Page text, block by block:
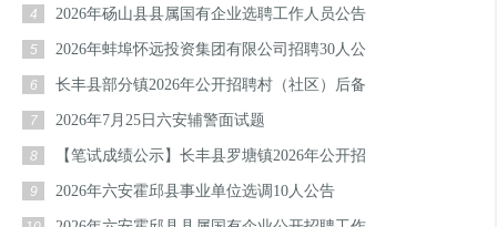
4 2026年砀山县县属国有企业选聘工作人员公告
5 2026年蚌埠怀远投资集团有限公司招聘30人公
6 长丰县部分镇2026年公开招聘村（社区）后备
7 2026年7月25日六安辅警面试题
8 【笔试成绩公示】长丰县罗塘镇2026年公开招
9 2026年六安霍邱县事业单位选调10人公告